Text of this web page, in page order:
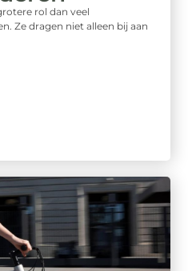
rol dan veel
Ze dragen niet alleen bij aan